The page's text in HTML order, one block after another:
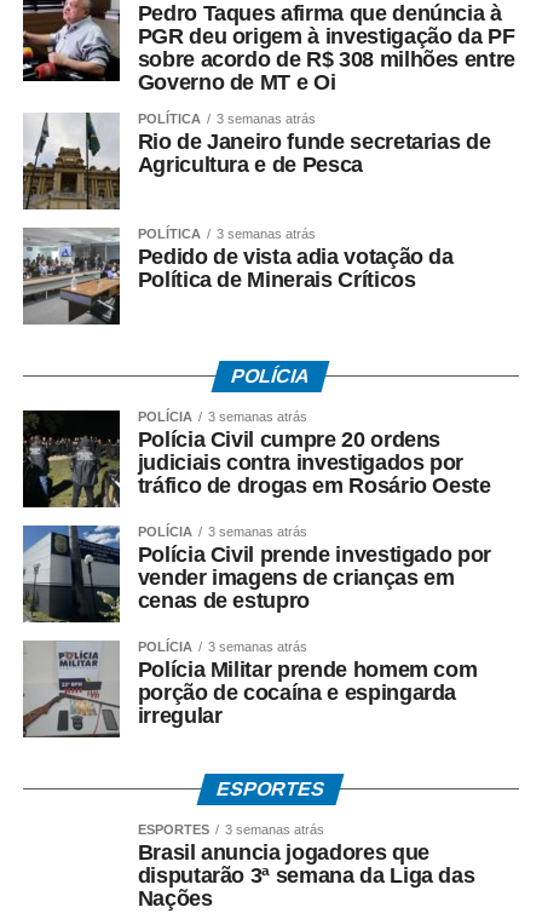
Pedro Taques afirma que denúncia à
PGR deu origem à investigação da PF
sobre acordo de R$ 308 milhões entre
Governo de MT e Oi
POLÍTICA 3 semanas atrás
Rio de Janeiro funde secretarias de
Agricultura e de Pesca
POLÍTICA 3 semanas atrás
Pedido de vista adia votação da
Política de Minerais Críticos
POLÍCIA
POLÍCIA 3 semanas atrás
Polícia Civil cumpre 20 ordens
judiciais contra investigados por
tráfico de drogas em Rosário Oeste
POLÍCIA 3 semanas atrás
Polícia Civil prende investigado por
vender imagens de crianças em
cenas de estupro
POLÍCIA 3 semanas atrás
Polícia Militar prende homem com
porção de cocaína e espingarda
irregular
ESPORTES
ESPORTES 3 semanas atrás
Brasil anuncia jogadores que
disputarão 3ª semana da Liga das
Nações